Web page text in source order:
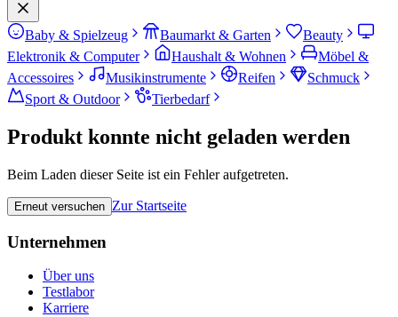
Baby & Spielzeug Baumarkt & Garten
Beauty
Elektronik & Computer
Haushalt & Wohnen
Möbel &
Accessoires
Musikinstrumente Reifen
Schmuck
Sport & Outdoor
Tierbedarf
Produkt konnte nicht geladen werden
Beim Laden dieser Seite ist ein Fehler aufgetreten.
Erneut versuchen Zur Startseite
Unternehmen
Über uns
Testlabor
Karriere